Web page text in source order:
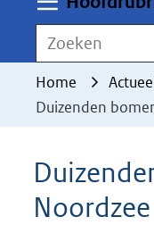
toegestaan
geweigerd.
Zoeken
Home
Duizenden
Noordzee